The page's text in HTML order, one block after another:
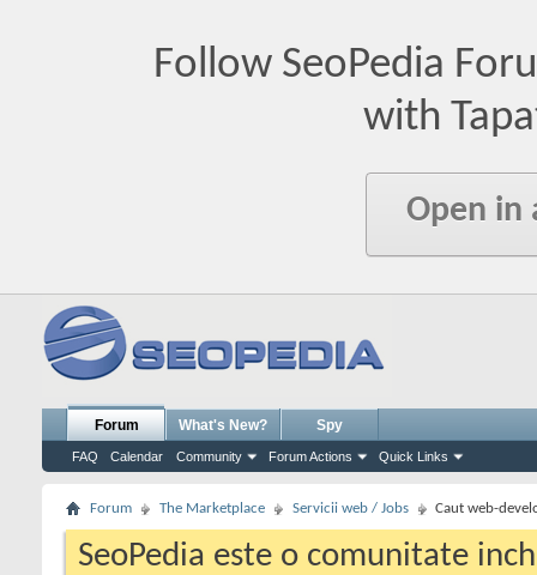
Follow SeoPedia
with
Open in
Forum
FAQ Calendar Community Forum Actions Quick Links
What's New? Spy
Forum The Marketplace Servicii web / Jobs Caut web-
SeoPedia este o comunitate